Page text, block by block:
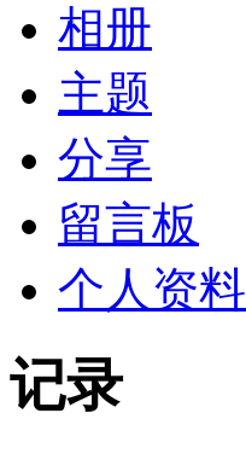
相册
主题
分享
留言板
个人资料
记录